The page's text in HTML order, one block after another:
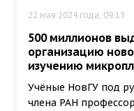
22 мая 2024 года, 09:13
500 миллионов
организацию
изучению
Учёные НовГУ под
члена РАН